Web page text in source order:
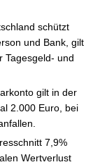
schützt
und Bank, gilt
Tagesgeld- und
gilt in der
2.000 Euro, bei
7,9%
Wertverlust